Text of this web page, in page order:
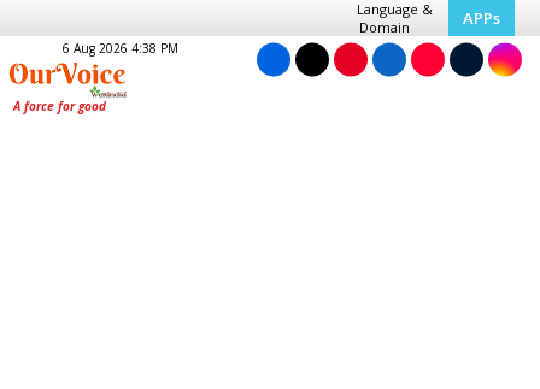
Language &
Domain
APPs
6 Aug 2026 4:38 PM